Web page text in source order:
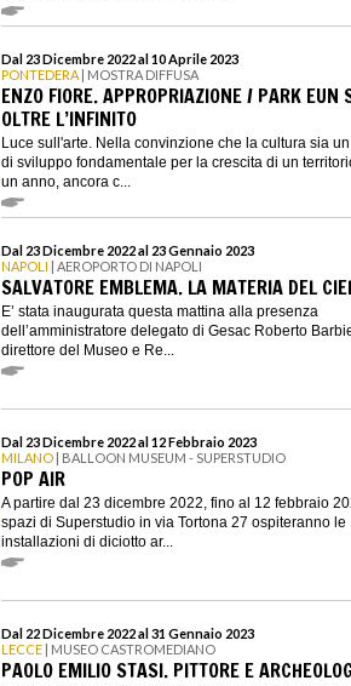
Dal 23 Dicembre 2022 al 10 Aprile 2023
PONTEDERA | MOSTRA DIFFUSA
ENZO FIORE. APPROPRIAZIONE / PARK EUN
OLTRE L’INFINITO
Luce sull'arte. Nella convinzione che la cultura sia
di sviluppo fondamentale per la crescita di un
un anno, ancora c...
Dal 23 Dicembre 2022 al 23 Gennaio 2023
NAPOLI | AEROPORTO DI NAPOLI
SALVATORE EMBLEMA. LA MATERIA DEL
E’ stata inaugurata questa mattina alla presenza
dell’amministratore delegato di Gesac Roberto
direttore del Museo e Re...
Dal 23 Dicembre 2022 al 12 Febbraio 2023
MILANO | BALLOON MUSEUM - SUPERSTUDIO
POP AIR
A partire dal 23 dicembre 2022, fino al 12 febbraio
spazi di Superstudio in via Tortona 27 ospiteranno le
installazioni di diciotto ar...
Dal 22 Dicembre 2022 al 31 Gennaio 2023
LECCE | MUSEO CASTROMEDIANO
PAOLO EMILIO STASI. PITTORE E